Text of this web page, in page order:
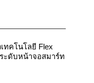
g
a
m
ทคโนโลยี Flex
ะดับหน้าจอสมาร์ท